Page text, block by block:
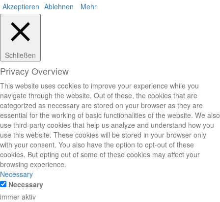
Akzeptieren Ablehnen Mehr
Schließen
Privacy Overview
This website uses cookies to improve your experience while you
navigate through the website. Out of these, the cookies that are
categorized as necessary are stored on your browser as they are
essential for the working of basic functionalities of the website. We also
use third-party cookies that help us analyze and understand how you
use this website. These cookies will be stored in your browser only
with your consent. You also have the option to opt-out of these
cookies. But opting out of some of these cookies may affect your
browsing experience.
Necessary
Necessary
immer aktiv